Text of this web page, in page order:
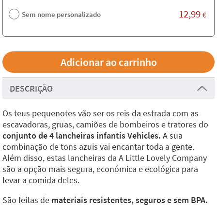
Sem nome personalizado 12,99 €
DESCRIÇÃO
Os teus pequenotes vão ser os reis da estrada com as
escavadoras, gruas, camiões de bombeiros e tratores do
conjunto de 4 lancheiras infantis Vehicles. A sua
combinação de tons azuis vai encantar toda a gente.
Além disso, estas lancheiras da A Little Lovely Company
são a opção mais segura, económica e ecológica para
levar a comida deles.
São feitas de materiais resistentes, seguros e sem BPA.